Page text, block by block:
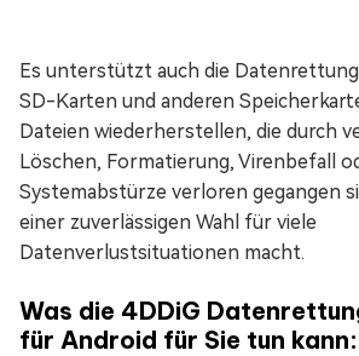
Es unterstützt auch die Datenrettung
SD-Karten und anderen
Dateien wiederherstellen, die durch
Löschen, Formatierung, Virenbefall
Systemabstürze verloren gegangen
einer zuverlässigen Wahl für viele
Datenverlustsituationen macht.
Was die 4DDiG
für Android für Sie tun kann: